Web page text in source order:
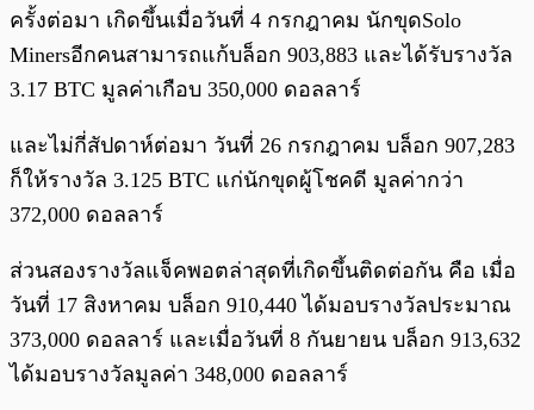
ครั้งต่อมา เกิดขึ้นเมื่อวันที่ 4 กรกฎาคม นักขุดSolo
Minersอีกคนสามารถแก้บล็อก 903,883 และได้รับรางวัล
3.17 BTC มูลค่าเกือบ 350,000 ดอลลาร์
และไม่กี่สัปดาห์ต่อมา วันที่ 26 กรกฎาคม บล็อก 907,283
ก็ให้รางวัล 3.125 BTC แก่นักขุดผู้โชคดี มูลค่ากว่า
372,000 ดอลลาร์
ส่วนสองรางวัลแจ็คพอตล่าสุดที่เกิดขึ้นติดต่อกัน คือ เมื่อ
วันที่ 17 สิงหาคม บล็อก 910,440 ได้มอบรางวัลประมาณ
373,000 ดอลลาร์ และเมื่อวันที่ 8 กันยายน บล็อก 913,632
ได้มอบรางวัลมูลค่า 348,000 ดอลลาร์